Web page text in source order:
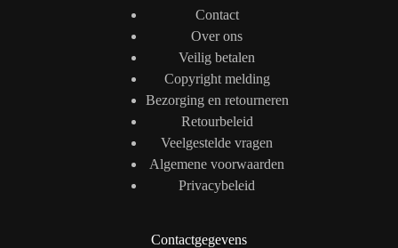
Contact
Over ons
Veilig betalen
Copyright melding
Bezorging en retourneren
Retourbeleid
Veelgestelde vragen
Algemene voorwaarden
Privacybeleid
Contactgegevens